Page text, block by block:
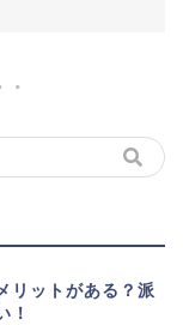
リットがある？派
！